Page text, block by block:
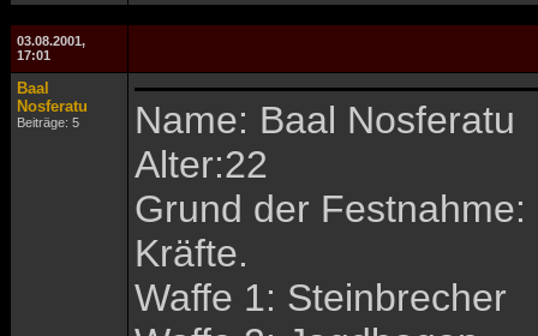
03.08.2001,
17:01
Baal
Nosferatu
Beiträge: 5
Name: Baal Nosferatu
Alter:22
Grund der
Kräfte.
Waffe 1: Steinbrecher